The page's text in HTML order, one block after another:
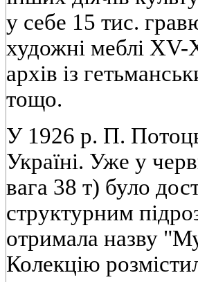
у себе 15 тис.
художні меблі
архів із
тощо.
У 1926 р. П.
Україні. Уже у
вага 38 т) було
структурним
отримала назву
Колекцію